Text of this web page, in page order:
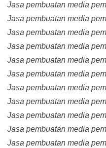
Jasa pembuatan media
Jasa pembuatan media
Jasa pembuatan media
Jasa pembuatan media
Jasa pembuatan media
Jasa pembuatan media
Jasa pembuatan media
Jasa pembuatan media
Jasa pembuatan media
Jasa pembuatan media
Jasa pembuatan media